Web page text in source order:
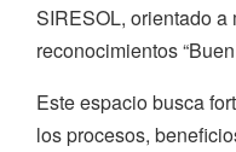
SIRESOL, orientado
reconocimientos
Este espacio busca
los procesos,